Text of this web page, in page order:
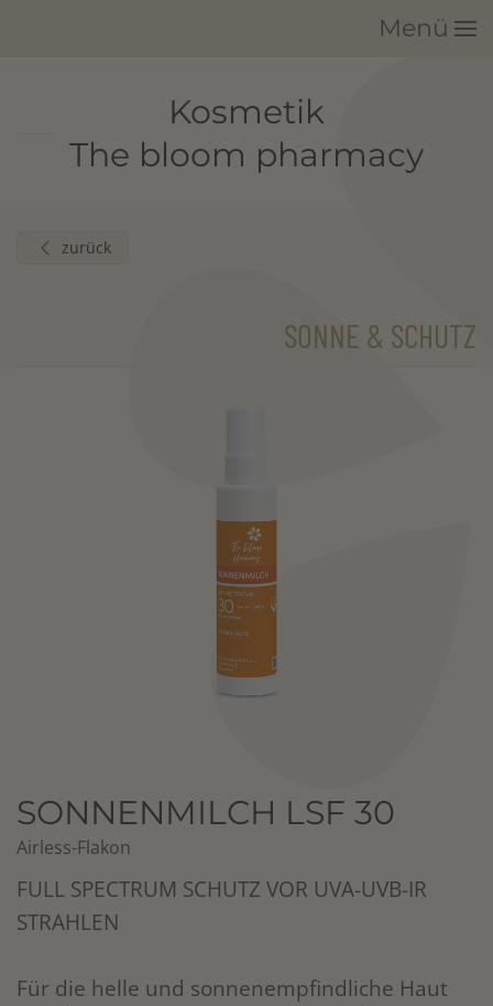
Menü
Kosmetik
The bloom pharmacy
zurück
SONNE & SCHUTZ
SONNENMILCH LSF 30
Airless-Flakon
FULL SPECTRUM SCHUTZ VOR UVA-UVB-IR
STRAHLEN
Für die helle und sonnenempfindliche Haut